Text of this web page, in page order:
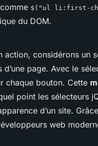
$("ul li:first-
du DOM.
action, considérons un
page. Avec le
chaque bouton. Cette
point les sélecteurs
d’un site.
web